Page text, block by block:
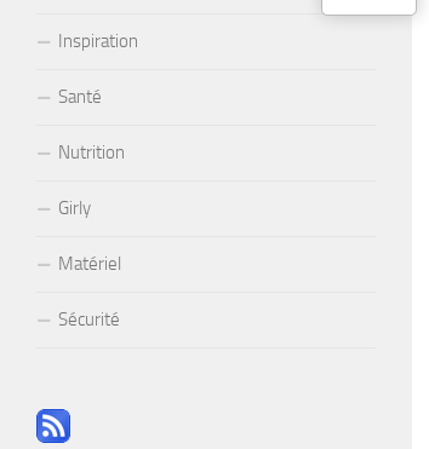
Inspiration
Santé
Nutrition
Girly
Matériel
Sécurité